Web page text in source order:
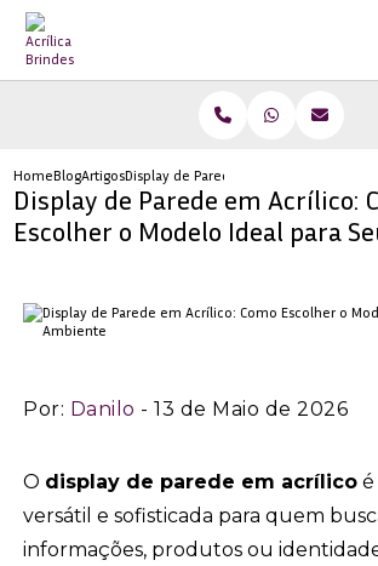
HomeBlogArtigosDisplay de Parede em Acrílico: Como
Display de Parede em Acrílico:
Escolher o Modelo Ideal para
Por: Danilo - 13 de Maio de 2026
O display de parede em acrílico
versátil e sofisticada para quem
informações, produtos ou